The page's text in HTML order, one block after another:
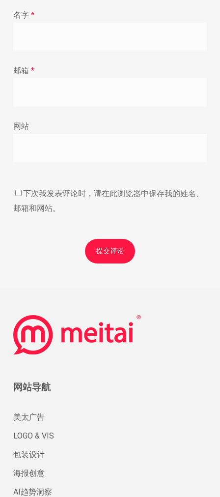
名字 *
邮箱 *
网站
下次我发表评论时，请在此浏览器中保存我的姓名、
邮箱和网站。
网站导航
美太广告
LOGO & VIS
包装设计
海报创意
AI趋势洞察